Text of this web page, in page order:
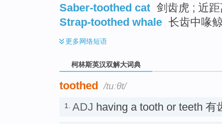
Saber-toothed cat 剑齿虎 ; 近
Strap-toothed whale 长齿中喙
更多网络短语
柯林斯英汉双解大词典
toothed /tuːθt/
1. ADJ having a tooth or teeth 有